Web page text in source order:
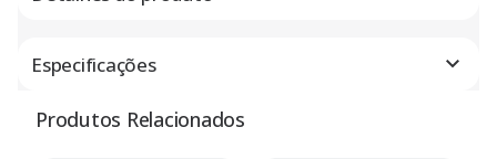
Especificações
Produtos Relacionados